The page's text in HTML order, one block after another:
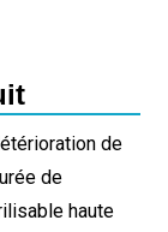
de
de
haute